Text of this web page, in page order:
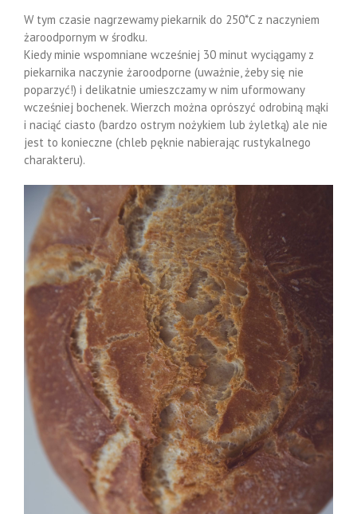
W tym czasie nagrzewamy piekarnik do 250*C z naczyniem
żaroodpornym w środku.
Kiedy minie wspomniane wcześniej 30 minut wyciągamy z
piekarnika naczynie żaroodporne (uważnie, żeby się nie
poparzyć!) i delikatnie umieszczamy w nim uformowany
wcześniej bochenek. Wierzch można oprószyć odrobiną mąki
i naciąć ciasto (bardzo ostrym nożykiem lub żyletką) ale nie
jest to konieczne (chleb pęknie nabierając rustykalnego
charakteru).